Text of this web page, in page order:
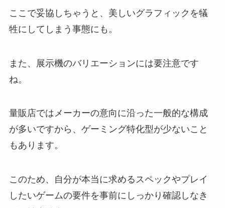
ここで妥協しちゃうと、美しいグラフィックを犠
牲にしてしまう事態にも。
また、展示機のバリエーションには要注意です
ね。
量販店ではメーカーの意向に沿った一般的な構成
が多いですから、ゲーミング特化型が少ないこと
もあります。
このため、自分が本当に求めるスペックやプレイ
したいゲームの要件を事前にしっかり確認しなき